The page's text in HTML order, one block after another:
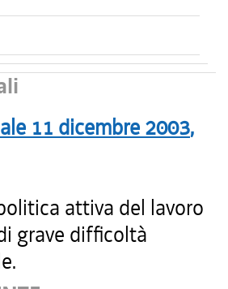
11 dicembre 2003,
attiva del lavoro
grave difficoltà